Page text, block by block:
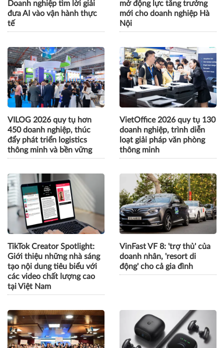
Doanh nghiệp tìm lời giải
đưa AI vào vận hành thực
tế
mở động lực tăng trưởng
mới cho doanh nghiệp Hà
Nội
VILOG 2026 quy tụ hơn
450 doanh nghiệp, thúc
đẩy phát triển logistics
thông minh và bền vững
VietOffice 2026 quy tụ 130
doanh nghiệp, trình diễn
loạt giải pháp văn phòng
thông minh
TikTok Creator Spotlight:
Giới thiệu những nhà sáng
tạo nội dung tiêu biểu với
các video chất lượng cao
tại Việt Nam
VinFast VF 8: 'trợ thủ' của
doanh nhân, 'resort di
động' cho cả gia đình